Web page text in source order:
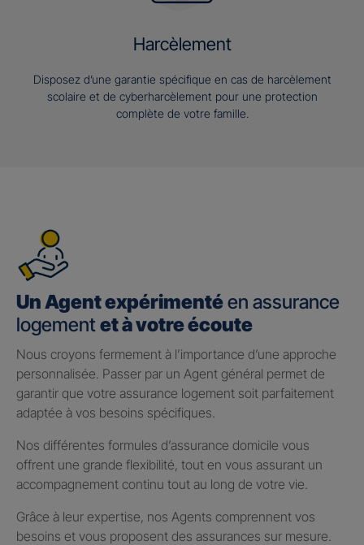
Harcèlement
Disposez d’une garantie spécifique en cas de harcèlement
scolaire et de cyberharcèlement pour une protection
complète de votre famille.
Un Agent expérimentéen assurance
logement et à votre écoute
Nous croyons fermement à l’importance d’une approche
personnalisée. Passer par un Agent général permet de
garantir que votre assurance logement soit parfaitement
adaptée à vos besoins spécifiques.
Nos différentes formules d’assurance domicile vous
offrent une grande flexibilité, tout en vous assurant un
accompagnement continu tout au long de votre vie.
Grâce à leur expertise, nos Agents comprennent vos
besoins et vous proposent des assurances sur mesure.